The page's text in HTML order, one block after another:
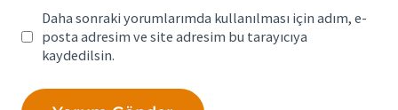
Daha sonraki yorumlarımda kullanılması için adım, e-
posta adresim ve site adresim bu tarayıcıya
kaydedilsin.